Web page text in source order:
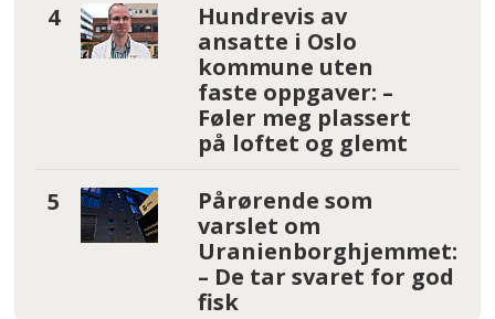
Hundrevis av
ansatte i Oslo
kommune uten
faste oppgaver: –
Føler meg plassert
på loftet og glemt
Pårørende som
varslet om
Uranienborghjemmet:
– De tar svaret for god
fisk